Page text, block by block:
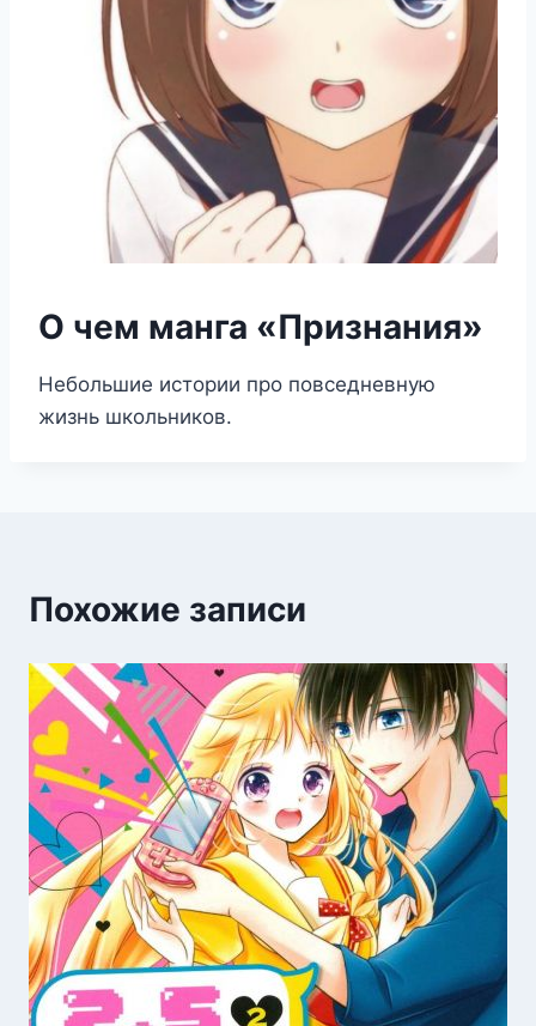
О чем манга «Признания»
Небольшие истории про повседневную
жизнь школьников.
Похожие записи